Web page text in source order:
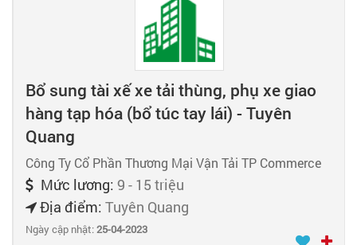
Bổ sung tài xế xe tải thùng, phụ xe giao
hàng tạp hóa (bổ túc tay lái) - Tuyên
Quang
Công Ty Cổ Phần Thương Mại Vận Tải TP Commerce
Mức lương: 9 - 15 triệu
Địa điểm: Tuyên Quang
Ngày cập nhật:25-04-2023